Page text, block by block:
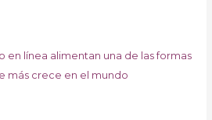
en línea alimentan una de las formas
más crece en el mundo